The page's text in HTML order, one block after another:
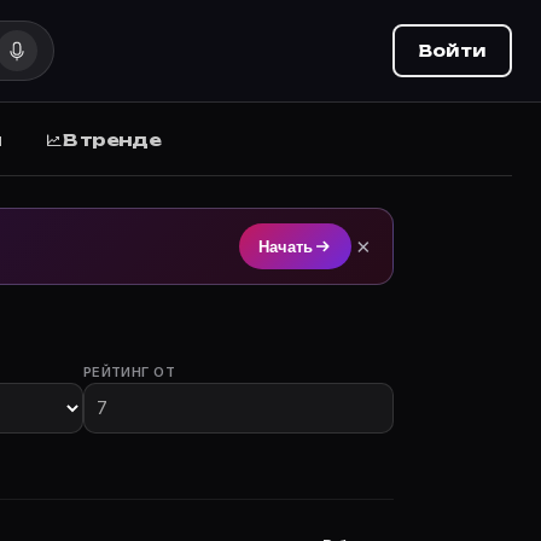
на Movie Planner.
Войти
В тренде
Начать ×
РЕЙТИНГ ОТ